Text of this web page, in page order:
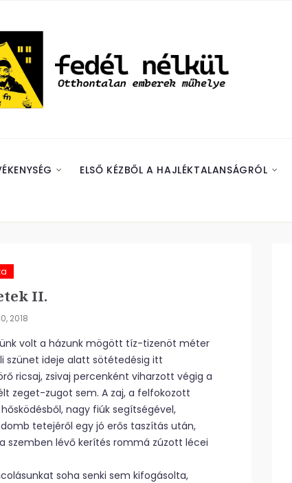
ELSŐ KÉZBŐL A HAJLÉKTALANSÁGRÓL
II.
2018
volt a házunk mögött tíz-tizenöt méter
szünet ideje alatt sötétedésig itt
ricsaj, zsivaj percenként viharzott végig a
zeget-zugot sem. A zaj, a felfokozott
nagy fiúk segítségével,
tetejéről egy jó erős taszítás után,
szemben lévő kerítés rommá zúzott lécei
soha senki sem kifogásolta,